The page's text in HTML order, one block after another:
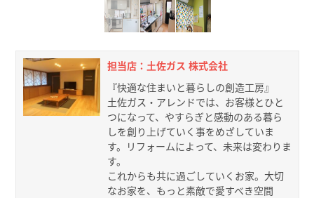
担当店：土佐ガス 株式会社
『快適な住まいと暮らしの創造工房』
土佐ガス・アレンドでは、お客様とひと
つになって、やすらぎと感動のある暮ら
しを創り上げていく事をめざしていま
す。リフォームによって、未来は変わりま
す。
これからも共に過ごしていくお家。大切
なお家を、もっと素敵で愛すべき空間